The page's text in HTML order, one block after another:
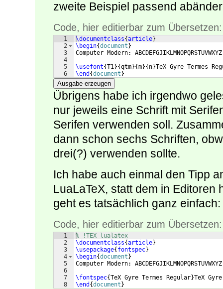
zweite Beispiel passend
Code, hier editierbar zum Übersetzen:
1
2
3
4
5
6
\documentclass{article}
\begin{document }
Computer Modern: ABCDEFGJIKLMNOPQRSTUVWXYZ
\usefont{T1}{qtm}{m}{ n}TeX Gyre Termes
\end {document }
Ausgabe erzeugen
Übrigens habe ich irgendwo
nur jeweils eine Schrift mit
Serifen verwenden soll.
dann schon sechs Schriften,
drei(?) verwenden sollte.
Ich habe auch einmal den Tipp
LuaLaTeX, statt dem in Editoren
geht es tatsächlich ganz einfach:
Code, hier editierbar zum Übersetzen:
1
2
3
4
5
6
7
8
% !TEX lualatex
\documentclass{article}
\usepackage{ fontspec}
\begin{document }
Computer Modern: ABCDEFGJIKLMNOPQRSTUVWXYZ
\fontspec{TeX Gyre Termes Regular}TeX Gyre
\end {document }